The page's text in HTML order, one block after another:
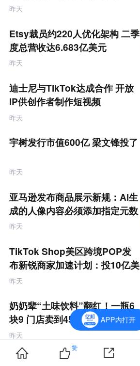
昨天
Etsy裁员约220人优化架构 二季
度总营收达6.683亿美元
昨天
迪士尼与TikTok达成合作 开放
IP供创作者制作短视频
昨天
宇树发行市值600亿 梁文锋投了
昨天
亚马逊发布商品展示新规：AI生
成的人像内容必须添加指定元数
据
昨天
TikTok Shop美区跨境POP发
布新锐商家加速计划：投10亿美
金资源帮扶四类商家
昨天
奶奶辈“土味饮料”翻红！一瓶6
块9 门店卖到45元
昨天
APP内打开
赞